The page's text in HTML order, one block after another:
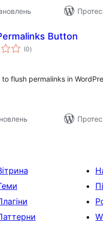
Button
(0загальний
рейтинг
)
flush permalinks in